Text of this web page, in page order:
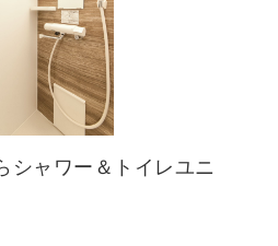
シャワー＆トイレユニ